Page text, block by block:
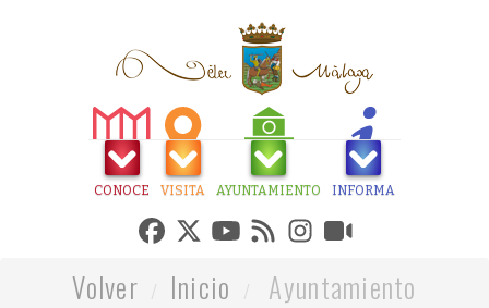
CONOCE VISITA AYUNTAMIENTO INFORMA
Volver Inicio
Ayuntamiento